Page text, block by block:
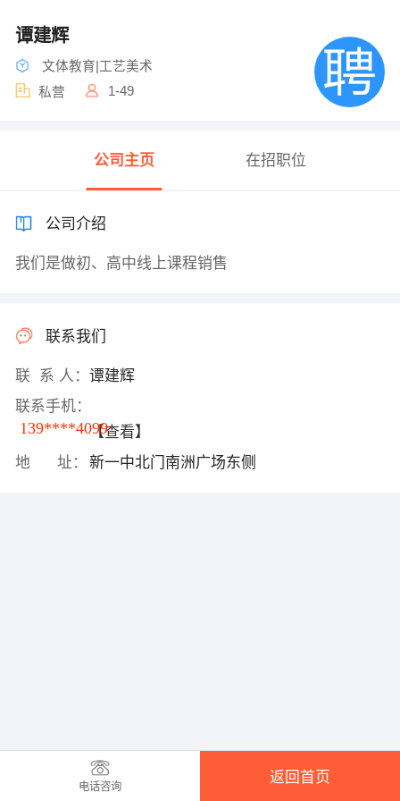
谭建辉
文体教育|工艺美术
私营
1-49
公司主页 在招职位
公司介绍
我们是做初、高中线上课程销售
联系我们
联 系 人： 谭建辉
联系手机：
139****4099【查看】
地 址：
新一中北门南洲广场东侧
电话咨询
返回首页